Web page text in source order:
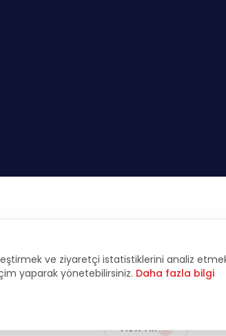
Interviews
View All
ve ziyaretçi istatistiklerini analiz
yaparak yönetebilirsiniz. Daha fazla bilgi